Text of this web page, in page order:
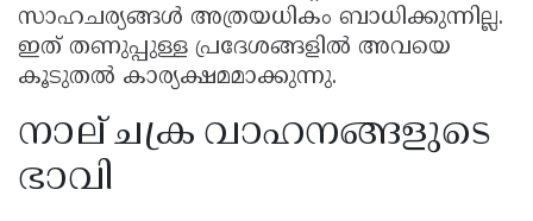
സാഹചര്യങ്ങൾ അത്രയധികം ബാധിക്കുന്നില്ല.
ഇത് തണുപ്പുള്ള പ്രദേശങ്ങളിൽ അവയെ
കൂടുതൽ കാര്യക്ഷമമാക്കുന്നു.
നാല് ചക്ര വാഹനങ്ങളുടെ
ഭാവി